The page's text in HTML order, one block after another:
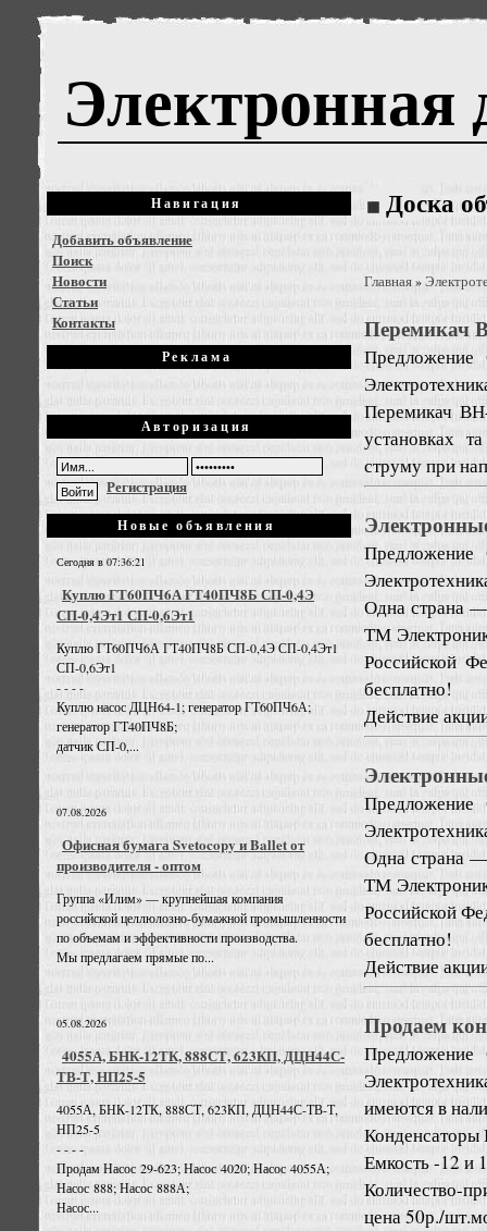
Электронная
Навигация
Добавить объявление
Поиск
Новости
Статьи
Контакты
Реклама
Авторизация
Регистрация
Новые объявления
Сегодня в 07:36:21
Куплю ГТ60ПЧ6А ГТ40ПЧ8Б СП-0,4Э
СП-0,4Эт1 СП-0,6Эт1
Куплю ГТ60ПЧ6А ГТ40ПЧ8Б СП-0,4Э СП-0,4Эт1
СП-0,6Эт1
- - - -
Куплю насос ДЦН64-1; генератор ГТ60ПЧ6А;
генератор ГТ40ПЧ8Б;
датчик СП-0,...
07.08.2026
Офисная бумага Svetocopy и Ballet от
производителя - оптом
Группа «Илим» — крупнейшая компания
российской целлюлозно-бумажной промышленности
по объемам и эффективности производства.
Мы предлагаем прямые по...
05.08.2026
4055А, БНК-12ТК, 888СТ, 623КП, ДЦН44С-
ТВ-Т, НП25-5
4055А, БНК-12ТК, 888СТ, 623КП, ДЦН44С-ТВ-Т,
НП25-5
- - - -
Продам Насос 29-623; Насос 4020; Насос 4055А;
Насос 888; Насос 888А;
Насос...
Доска
Главная»
Перемикач
Предложение
Перемикач
установках
струму при
Предложение
Одна страна
ТМ
Российской
бесплатно!
Действие
Предложение
Одна страна
ТМ
Российской
бесплатно!
Действие
Продаем
Предложение
имеются в
Емкость -12 и
Количество-
цена 50р./